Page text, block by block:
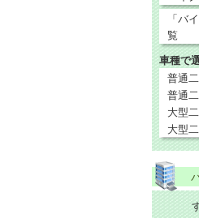
「バ
覧
車種で
普通
普通
大型
大型